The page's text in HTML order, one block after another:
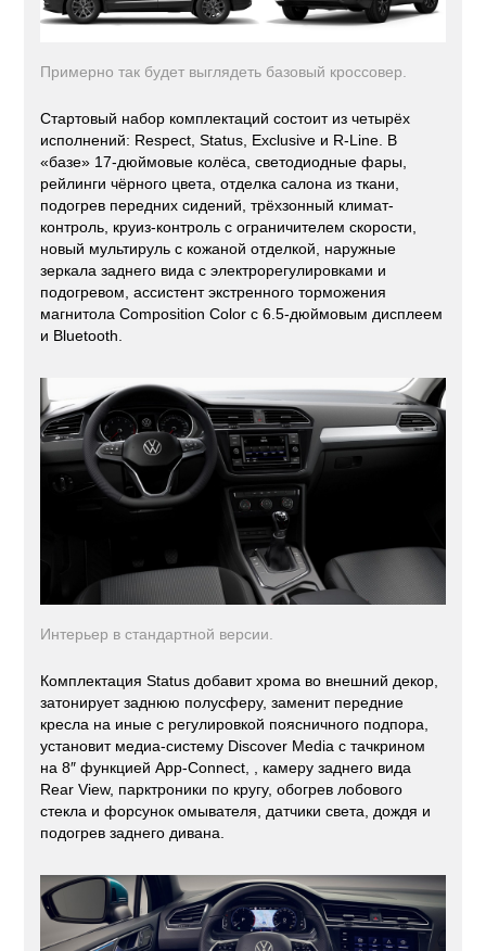
Примерно так будет выглядеть базовый кроссовер.
Стартовый набор комплектаций состоит из четырёх
исполнений: Respect, Status, Exclusive и R-Line. В
«базе» 17-дюймовые колёса, светодиодные фары,
рейлинги чёрного цвета, отделка салона из ткани,
подогрев передних сидений, трёхзонный климат-
контроль, круиз-контроль с ограничителем скорости,
новый мультируль с кожаной отделкой, наружные
зеркала заднего вида с электрорегулировками и
подогревом, ассистент экстренного торможения
магнитола Composition Color с 6.5-дюймовым дисплеем
и Bluetooth.
Интерьер в стандартной версии.
Комплектация Status добавит хрома во внешний декор,
затонирует заднюю полусферу, заменит передние
кресла на иные с регулировкой поясничного подпора,
установит медиа-систему Discover Media с тачкрином
на 8″ функцией App-Connect, , камеру заднего вида
Rear View, парктроники по кругу, обогрев лобового
стекла и форсунок омывателя, датчики света, дождя и
подогрев заднего дивана.